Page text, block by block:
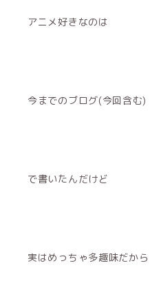
アニメ好きなのは
今までのブログ(今回含む)
で書いたんだけど
実はめっちゃ多趣味だから